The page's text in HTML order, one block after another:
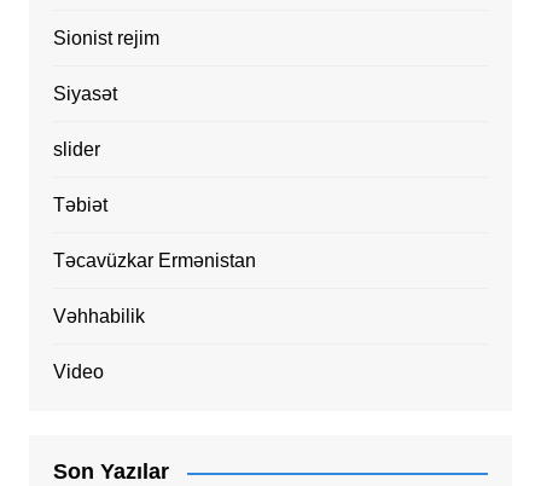
Sionist rejim
Siyasət
slider
Təbiət
Təcavüzkar Ermənistan
Vəhhabilik
Video
Son Yazılar